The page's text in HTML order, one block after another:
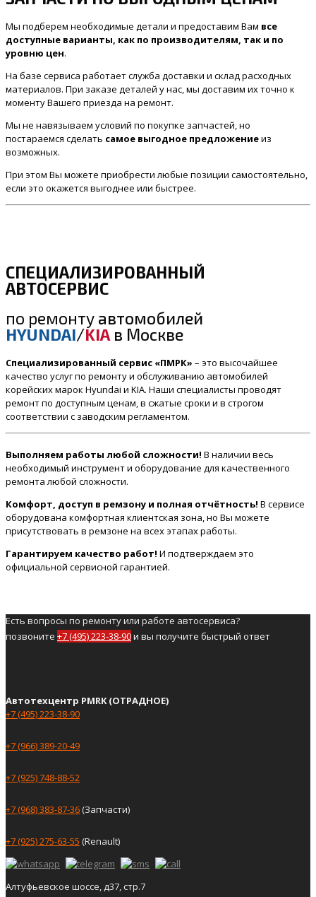
Мы подберем необходимые детали и предоставим Вам все
доступные варианты, как по производителям, так и по
уровню цен.
На базе сервиса работает служба доставки и склад расходных
материалов. При заказе деталей у нас, мы доставим их точно к
моменту Вашего приезда на ремонт.
Мы не навязываем условий по покупке запчастей, но
постараемся сделать самое выгодное предложениеиз
возможных.
При этом Вы можете приобрести любые позиции самостоятельно,
если это окажется выгоднее или быстрее.
СПЕЦИАЛИЗИРОВАННЫЙ
АВТОСЕРВИС
по ремонту автомобилей
HYUNDAI/KIA в Москве
Специализированный сервис «ПМРК» – это высочайшее
качество услуг по ремонту и обслуживанию автомобилей
корейских марок Hyundai и KIA. Наши специалисты проводят
ремонт по доступным ценам, в сжатые сроки и в строгом
соответствии с заводским регламентом.
Выполняем работы любой сложности! В наличии весь
необходимый инструмент и оборудование для качественного
ремонта любой сложности.
Комфорт, доступ в ремзону и полная отчётность! В сервисе
оборудована комфортная клиентская зона, но Вы можете
присутствовать в ремзоне на всех этапах работы.
Гарантируем качество работ! И подтверждаем это
официальной сервисной гарантией.
Есть вопросы по ремонту или работе автосервиса?
позвоните +7 (495) 223-38-90и вы получите быстрый ответ
Автотехцентр PMRK (ОТРАДНОЕ)
+7 (495) 223-38-90
+7 (966) 389-20-49
+7 (925) 748-88-52
+7 (968) 383-87-36(Запчасти)
+7 (925) 275-63-55 (Renault)
Алтуфьевское шоссе, д37, стр.7